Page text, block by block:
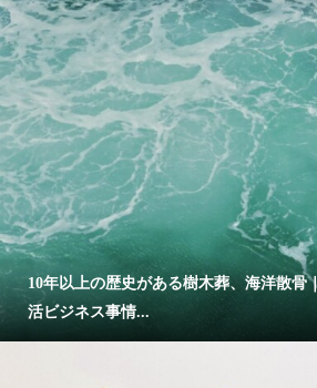
10年以上の歴史がある樹木葬、海洋散骨
活ビジネス事情...